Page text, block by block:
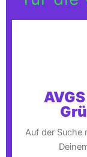
Auf der Suche